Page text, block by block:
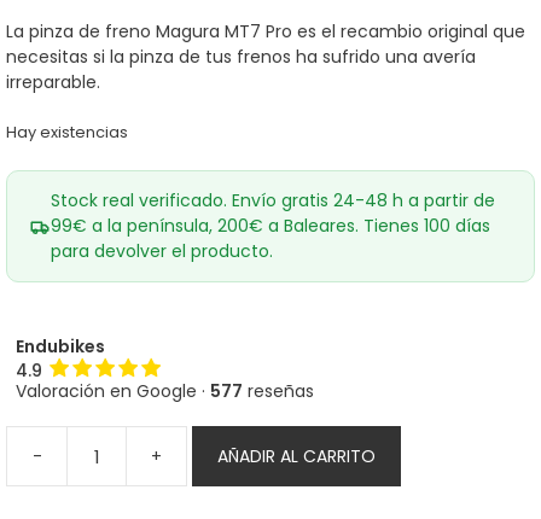
era:
142,00€.
es:
124,60€.
La pinza de freno Magura MT7 Pro es el recambio original que
necesitas si la pinza de tus frenos ha sufrido una avería
irreparable.
Hay existencias
Stock real verificado. Envío gratis 24-48 h a partir de
99€ a la península, 200€ a Baleares. Tienes 100 días
para devolver el producto.
Endubikes
4.9
Valoración en Google · 577 reseñas
-
Pinza
de
+ AÑADIR AL CARRITO